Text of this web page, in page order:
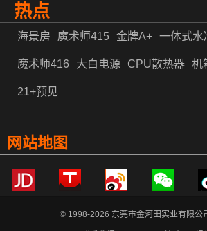
热点
海景房 魔术师415 金牌A+ 一体式水
魔术师416 大白电源 CPU散热器 机
21+预见
网站地图
© 1998-2026 东莞市金河田实业有限公